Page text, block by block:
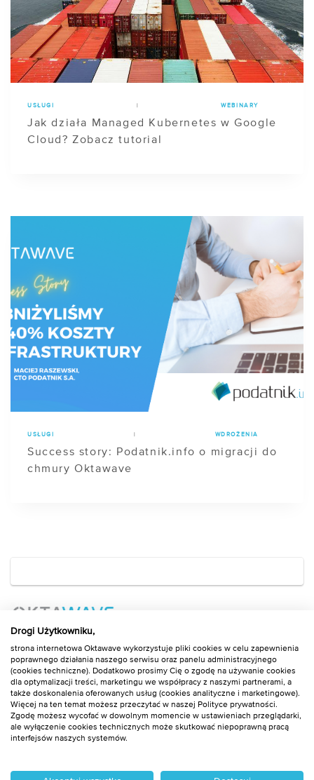
USŁUGI WEBINARY
Jak działa Managed Kubernetes w Google
Cloud? Zobacz tutorial
USŁUGI WDROŻENIA
Success story: Podatnik.info o migracji do
chmury Oktawave
© 2026Blog Oktawave |Bootstrap WordPress Theme
Drogi Użytkowniku,
strona internetowa Oktawave wykorzystuje pliki cookies w celu zapewnienia
poprawnego działania naszego serwisu oraz panelu administracyjnego
(cookies techniczne). Dodatkowo prosimy Cię o zgodę na używanie cookies
dla optymalizacji treści, marketingu we współpracy z naszymi partnerami, a
także doskonalenia oferowanych usług (cookies analityczne i marketingowe).
Więcej na ten temat możesz przeczytać w naszej Polityce prywatności.
Zgodę możesz wycofać w dowolnym momencie w ustawieniach przeglądarki,
ale wyłączenie cookies technicznych może skutkować niepoprawną pracą
interfejsów naszych systemów.